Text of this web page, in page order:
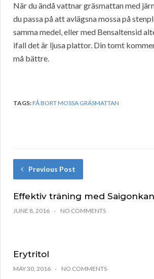
När du ändå vattnar gräsmattan med
du passa på att avlägsna mossa på
samma medel, eller med Bensaltensid
ifall det är ljusa plattor. Din tomt
må bättre.
TAGS:FÅ BORT MOSSA GRÄSMATTAN
Previous Post
Effektiv träning med
JUNE 8, 2016 NO COMMENTS
Erytritol
MAY 30, 2016 NO COMMENTS